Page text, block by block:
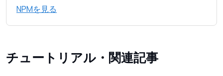
NPMを見る
チュートリアル・関連記事